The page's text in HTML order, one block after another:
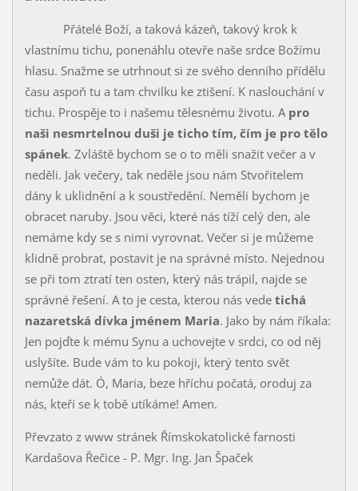
Přátelé Boží, a taková kázeň, takový krok k
vlastnímu tichu, ponená­hlu otevře naše srdce Božímu
hlasu. Snažme se utrhnout si ze svého denního přídělu
času aspoň tu a tam chvilku ke ztišení. K naslouchání v
tichu. Prospěje to i našemu tělesnému životu. A pro
naši nesmrtelnou duši je ticho tím, čím je pro tělo
spánek. Zvláště bychom se o to měli snažit večer a v
neděli. Jak večery, tak neděle jsou nám Stvořitelem
dány k uklid­nění a k soustředění. Neměli bychom je
obracet naruby. Jsou věci, které nás tíží celý den, ale
nemáme kdy se s nimi vyrovnat. Večer si je můžeme
klidně probrat, postavit je na správné místo. Nejednou
se při tom ztratí ten osten, který nás trápil, najde se
správné řešení. A to je cesta, kterou nás vede tichá
nazaretská dívka jménem Maria. Jako by nám říkala:
Jen pojďte k mému Synu a uchovejte v srdci, co od něj
uslyšíte. Bude vám to ku pokoji, který tento svět
nemůže dát. Ó, Maria, beze hříchu počatá, oro­duj za
nás, kteří se k tobě utíkáme! Amen.
Převzato z www stránek Římskokatolické farnosti
Kardašova Řečice - P. Mgr. Ing. Jan Špaček